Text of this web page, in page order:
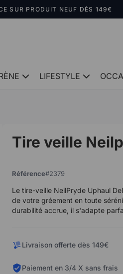
SUR PRODUIT NEUF DÈS 149€
LIFESTYLE
Tire veille
Référence 2379
Le tire-veille NeilPryde Uphaul
de votre gréement en toute
durabilité accrue, il s'adapte
Livraison offerte dès 149€
Paiement en 3/4 X sans frais